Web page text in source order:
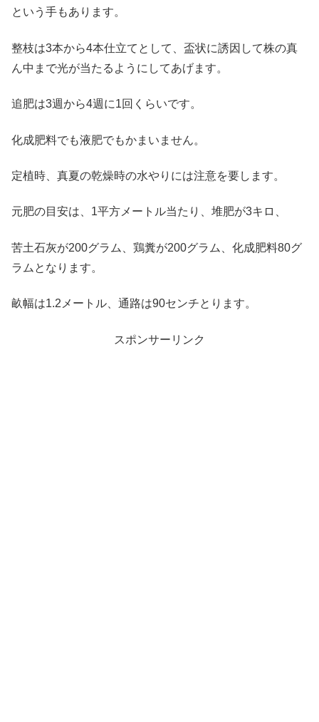
という手もあります。
整枝は3本から4本仕立てとして、盃状に誘因して株の真
ん中まで光が当たるようにしてあげます。
追肥は3週から4週に1回くらいです。
化成肥料でも液肥でもかまいません。
定植時、真夏の乾燥時の水やりには注意を要します。
元肥の目安は、1平方メートル当たり、堆肥が3キロ、
苦土石灰が200グラム、鶏糞が200グラム、化成肥料80グ
ラムとなります。
畝幅は1.2メートル、通路は90センチとります。
スポンサーリンク